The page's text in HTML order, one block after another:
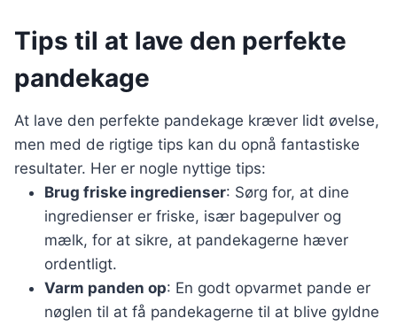
Tips til at lave den perfekte
pandekage
At lave den perfekte pandekage kræver lidt øvelse,
men med de rigtige tips kan du opnå fantastiske
resultater. Her er nogle nyttige tips:
Brug friske ingredienser: Sørg for, at dine
ingredienser er friske, især bagepulver og
mælk, for at sikre, at pandekagerne hæver
ordentligt.
Varm panden op: En godt opvarmet pande er
nøglen til at få pandekagerne til at blive gyldne